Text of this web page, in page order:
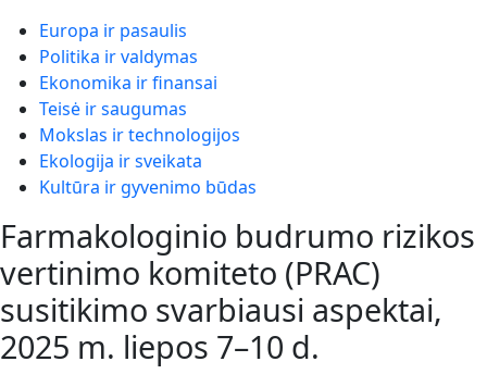
Europa ir pasaulis
Politika ir valdymas
Ekonomika ir finansai
Teisė ir saugumas
Mokslas ir technologijos
Ekologija ir sveikata
Kultūra ir gyvenimo būdas
Farmakologinio budrumo rizikos
vertinimo komiteto (PRAC)
susitikimo svarbiausi aspektai,
2025 m. liepos 7–10 d.